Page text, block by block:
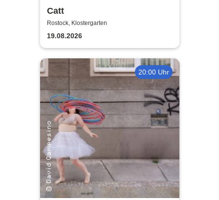
Catt
Rostock, Klostergarten
19.08.2026
20:00 Uhr